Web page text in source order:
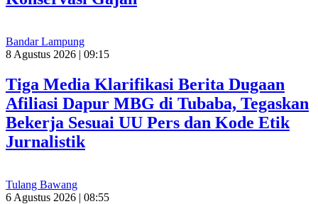
Bandar Lampung
8 Agustus 2026 | 09:15
Tiga Media Klarifikasi Berita Dugaan
Afiliasi Dapur MBG di Tubaba, Tegaskan
Bekerja Sesuai UU Pers dan Kode Etik
Jurnalistik
Tulang Bawang
6 Agustus 2026 | 08:55